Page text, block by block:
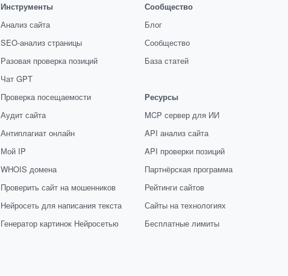
Инструменты
Анализ сайта
SEO-анализ страницы
Разовая проверка позиций
Чат GPT
Проверка посещаемости
Аудит сайта
Антиплагиат онлайн
Мой IP
WHOIS домена
Проверить сайт на мошенников
Нейросеть для написания текста
Генератор картинок Нейросетью
Сообщество
Блог
Сообщество
База статей
Ресурсы
MCP сервер для ИИ
API анализ сайта
API проверки позиций
Партнёрская программа
Рейтинги сайтов
Сайты на технологиях
Бесплатные лимиты